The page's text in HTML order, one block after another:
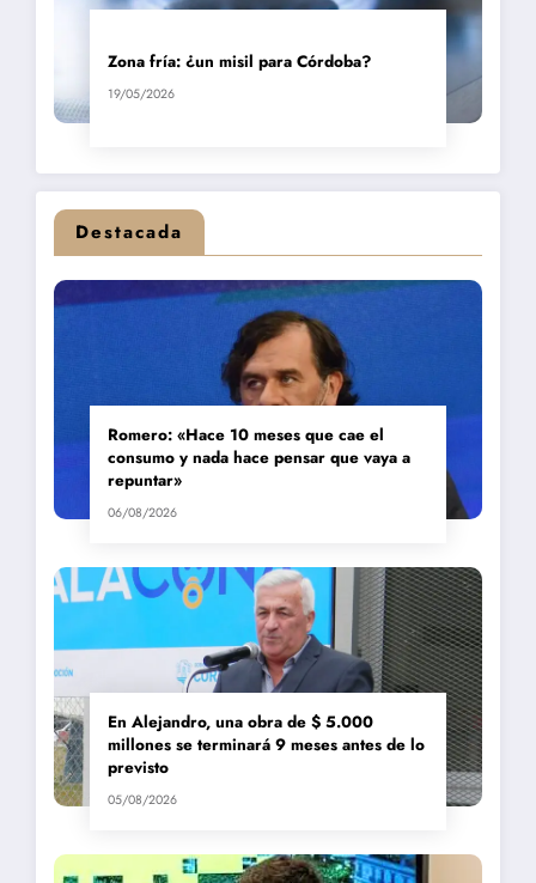
Zona fría: ¿un misil para Córdoba?
19/05/2026
Destacada
Romero: «Hace 10 meses que cae el
consumo y nada hace pensar que vaya a
repuntar»
06/08/2026
En Alejandro, una obra de $ 5.000
millones se terminará 9 meses antes de lo
previsto
05/08/2026